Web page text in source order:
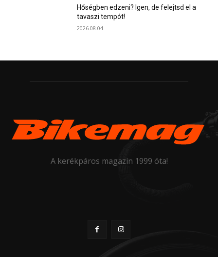
Hőségben edzeni? Igen, de felejtsd el a
tavaszi tempót!
2026.08.04.
A kerékpáros magazin 1999 óta!